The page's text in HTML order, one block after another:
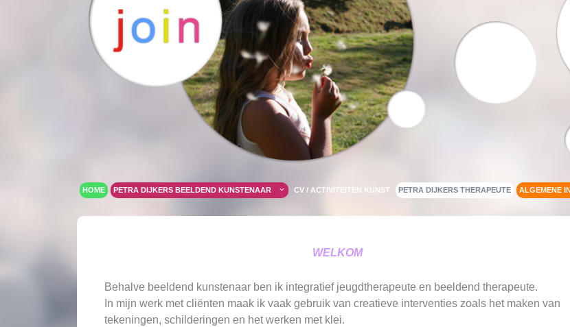
HOME PETRA DIJKERS BEELDEND KUNSTENAAR CV / ACTIVITEITEN KUNST PETRA DIJKERS THERAPEUTE ALGEMENE
WELKOM
Behalve beeldend kunstenaar ben ik integratief jeugdtherapeute en beeldend therapeute.
In mijn werk met cliënten maak ik vaak gebruik van creatieve interventies zoals het maken van
tekeningen, schilderingen en het werken met klei.